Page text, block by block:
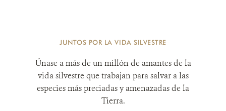
JUNTOS POR LA VIDA SILVESTRE
Únase a más de un millón de amantes de la
vida silvestre que trabajan para salvar a las
especies más preciadas y amenazadas de la
Tierra.